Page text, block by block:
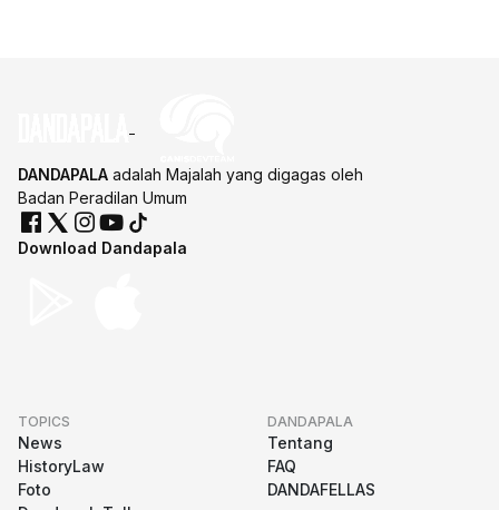
DANDAPALA adalah Majalah yang digagas oleh
Badan Peradilan Umum
Download Dandapala
TOPICS
News
HistoryLaw
Foto
DANDAPALA
Tentang
FAQ
DANDAFELLAS